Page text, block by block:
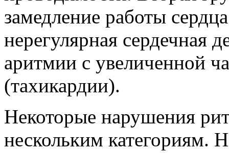
замедление работы
нерегулярная сердечная
аритмии с увеличенной
(тахикардии).
Некоторые нарушения
нескольким категориям.